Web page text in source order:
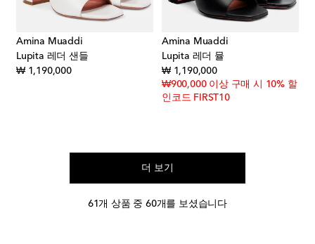
Amina Muaddi
Lupita 레더 샌들
₩ 1,190,000original price
Amina Muaddi
Lupita 레더 뮬
₩ 1,190,000original price
₩900,000 이상 구매 시 10% 할
인코드 FIRST10
더 보기
61개 상품 중 60개를 보셨습니다